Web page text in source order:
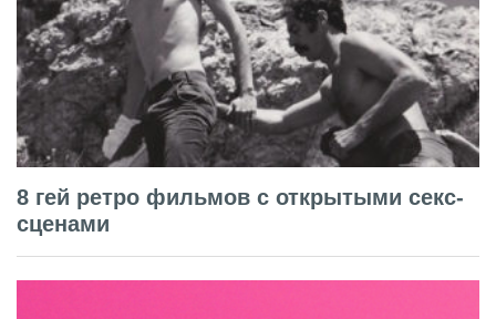
8 гей ретро фильмов с открытыми секс-
сценами